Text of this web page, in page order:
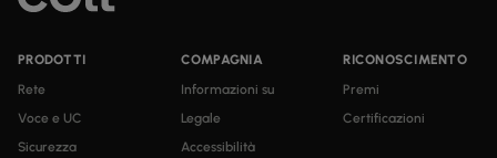
PRODOTTI
Rete
Voce e UC
Sicurezza
COMPAGNIA
Informazioni su
Legale
Accessibilità
RICONOSCIMENTO
Premi
Certificazioni